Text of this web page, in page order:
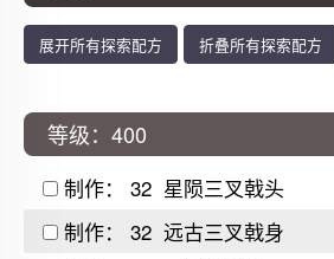
展开所有探索配方 折叠所有探索配方
等级：400
制作： 32 星陨三叉戟头
制作：
32 远古三叉戟身